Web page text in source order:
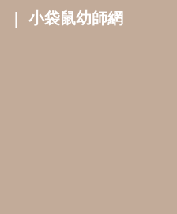
小袋鼠幼師網